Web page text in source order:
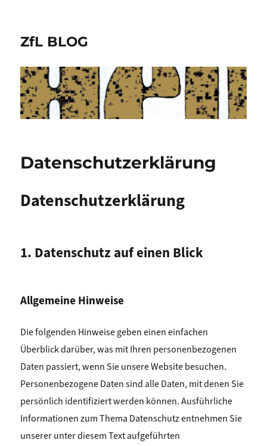
ZfL BLOG
Datenschutzerklärung
Datenschutzerklärung
1. Datenschutz auf einen Blick
Allgemeine Hinweise
Die folgenden Hinweise geben einen einfachen
Überblick darüber, was mit Ihren personenbezogenen
Daten passiert, wenn Sie unsere Website besuchen.
Personenbezogene Daten sind alle Daten, mit denen Sie
persönlich identifiziert werden können. Ausführliche
Informationen zum Thema Datenschutz entnehmen Sie
unserer unter diesem Text aufgeführten